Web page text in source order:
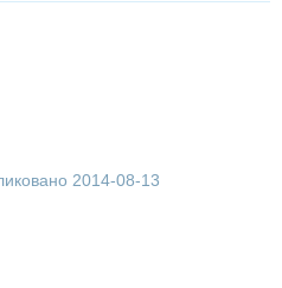
2014-08-13